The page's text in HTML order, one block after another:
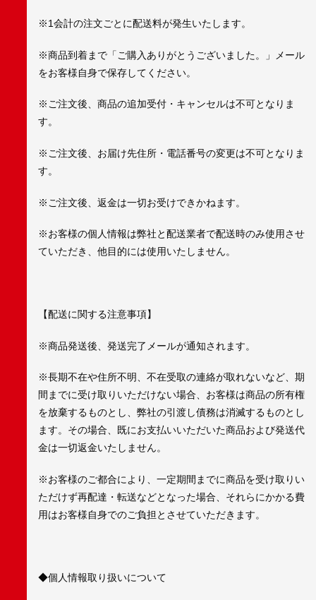
※1会計の注文ごとに配送料が発生いたします。
※商品到着まで「ご購入ありがとうございました。」メール
をお客様自身で保存してください。
※ご注文後、商品の追加受付・キャンセルは不可となりま
す。
※ご注文後、お届け先住所・電話番号の変更は不可となりま
す。
※ご注文後、返金は一切お受けできかねます。
※お客様の個人情報は弊社と配送業者で配送時のみ使用させ
ていただき、他目的には使用いたしません。
【配送に関する注意事項】
※商品発送後、発送完了メールが通知されます。
※長期不在や住所不明、不在受取の連絡が取れないなど、期
間までに受け取りいただけない場合、お客様は商品の所有権
を放棄するものとし、弊社の引渡し債務は消滅するものとし
ます。その場合、既にお支払いいただいた商品および発送代
金は一切返金いたしません。
※お客様のご都合により、一定期間までに商品を受け取りい
ただけず再配達・転送などとなった場合、それらにかかる費
用はお客様自身でのご負担とさせていただきます。
◆個人情報取り扱いについて